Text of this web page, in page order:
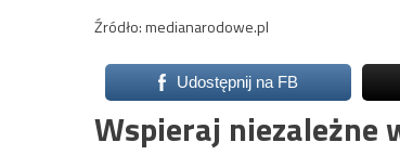
Źródło: medianarodowe.pl
Udostępnij na FB
Wspieraj niezależne